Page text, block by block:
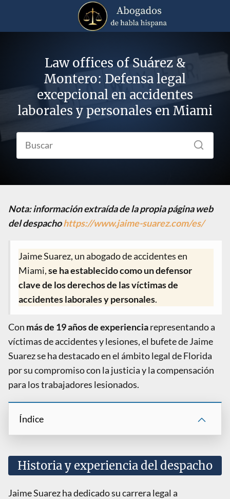
Law offices of Suárez &
Montero: Defensa legal
excepcional en accidentes
laborales y personales en Miami
Nota: información extraída de la propia página web
del despachohttps://www.jaime-suarez.com/es/
Jaime Suarez, un abogado de accidentes en
Miami,se ha establecido como un defensor
clave de los derechos de las víctimas de
accidentes laborales y personales.
Con más de 19 años de experienciarepresentando a
víctimas de accidentes y lesiones, el bufete de Jaime
Suarez se ha destacado en el ámbito legal de Florida
por su compromiso con la justicia y la compensación
para los trabajadores lesionados.
Índice
Historia y experiencia del despacho
Jaime Suarez ha dedicado su carrera legal a